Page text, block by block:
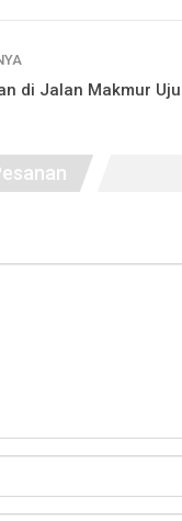
di Jalan Makmur